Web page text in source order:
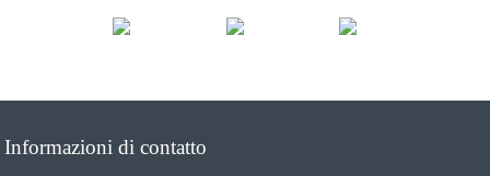
Informazioni di contatto